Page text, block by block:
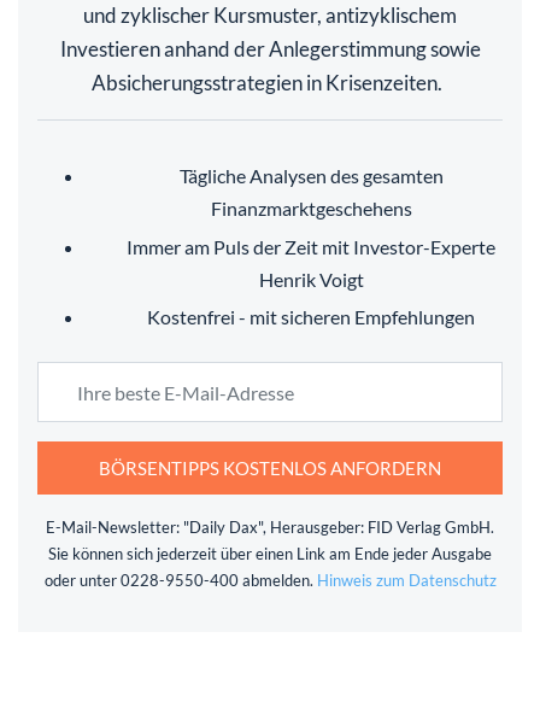
und zyklischer Kursmuster, antizyklischem
Investieren anhand der Anlegerstimmung sowie
Absicherungsstrategien in Krisenzeiten.
Tägliche Analysen des gesamten
Finanzmarktgeschehens
Immer am Puls der Zeit mit Investor-Experte
Henrik Voigt
Kostenfrei - mit sicheren Empfehlungen
BÖRSENTIPPS KOSTENLOS ANFORDERN
E-Mail-Newsletter: "Daily Dax", Herausgeber: FID Verlag GmbH.
Sie können sich jederzeit über einen Link am Ende jeder Ausgabe
oder unter 0228-9550-400 abmelden. Hinweis zum Datenschutz